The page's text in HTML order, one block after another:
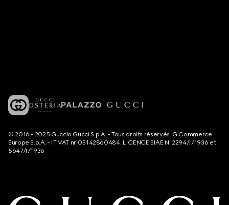
© 2016 - 2025 Guccio Gucci S.p.A. - Tous droits réservés. G Commerce
Europe S.p.A. - IT VAT nr 05142860484. LICENCE SIAE N. 2294/I/1936 et
5647/I/1936